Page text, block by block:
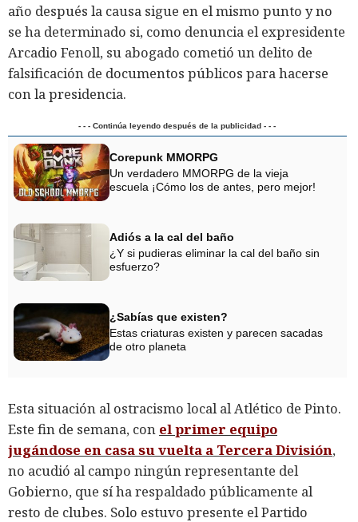
año después la causa sigue en el mismo punto y no
se ha determinado si, como denuncia el expresidente
Arcadio Fenoll, su abogado cometió un delito de
falsificación de documentos públicos para hacerse
con la presidencia.
- - - Continúa leyendo después de la publicidad - - -
Corepunk MMORPG
Un verdadero MMORPG de la vieja
escuela ¡Cómo los de antes, pero mejor!
Adiós a la cal del baño
¿Y si pudieras eliminar la cal del baño sin
esfuerzo?
¿Sabías que existen?
Estas criaturas existen y parecen sacadas
de otro planeta
Esta situación al ostracismo local al Atlético de Pinto.
Este fin de semana, con el primer equipo
jugándose en casa su vuelta a Tercera División,
no acudió al campo ningún representante del
Gobierno, que sí ha respaldado públicamente al
resto de clubes. Solo estuvo presente el Partido